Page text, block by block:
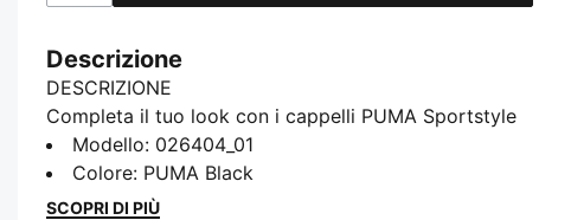
Descrizione
DESCRIZIONE
Completa il tuo look con i cappelli PUMA Sportstyle
— pensati per attitude, comfort e stile tutto il giorno.
Che tu sia in azione o a rilassarti, questi cappelli
danno un tocco di freschezza a ogni outfit.
Modello: 026404_01
Colore: PUMA Black
SCOPRI DI PIÙ